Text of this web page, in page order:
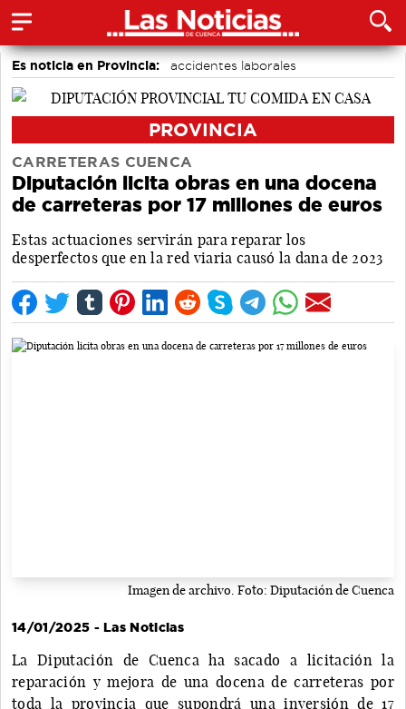
Es noticia en Provincia:
accidentes laborales
Medio Ambiente
PROVINCIA
CARRETERAS CUENCA
Diputación licita obras en una docena
de carreteras por 17 millones de euros
Estas actuaciones servirán para reparar los
desperfectos que en la red viaria causó la dana de 2023
Imagen de archivo. Foto: Diputación de Cuenca
14/01/2025 - Las Noticias
La Diputación de Cuenca ha sacado a licitación la
reparación y mejora de una docena de carreteras por
toda la provincia que supondrá una inversión de 17